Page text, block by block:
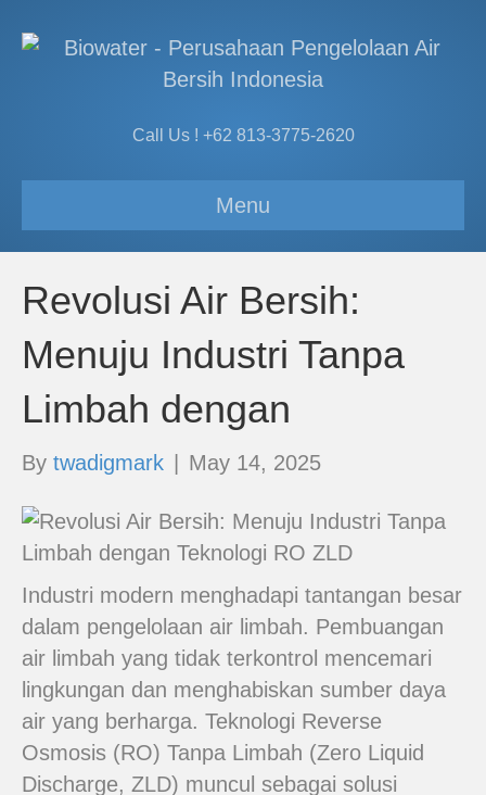
Call Us ! +62 813-3775-2620
Menu
Revolusi Air Bersih:
Menuju Industri Tanpa
Limbah dengan
By twadigmark May 14, 2025
Industri modern menghadapi tantangan besar
dalam pengelolaan air limbah. Pembuangan
air limbah yang tidak terkontrol mencemari
lingkungan dan menghabiskan sumber daya
air yang berharga. Teknologi Reverse
Osmosis (RO) Tanpa Limbah (Zero Liquid
Discharge, ZLD) muncul sebagai solusi